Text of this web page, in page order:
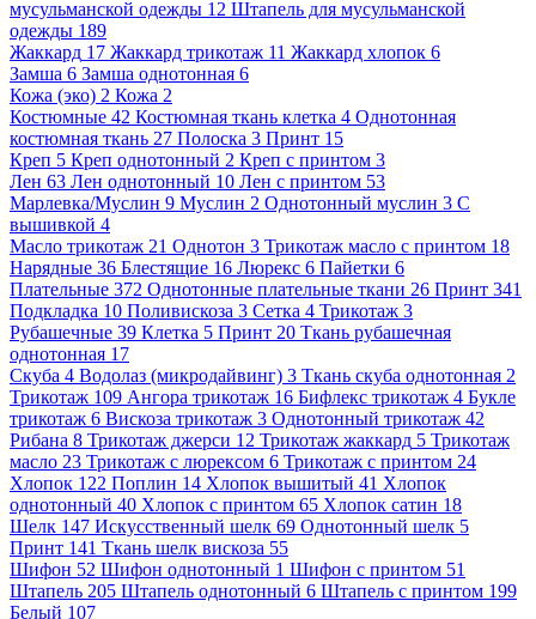
мусульманской одежды 12 Штапель для мусульманской
одежды 189
Жаккард 17 Жаккард трикотаж 11 Жаккард хлопок 6
Замша 6 Замша однотонная 6
Кожа (эко) 2 Кожа 2
Костюмные 42 Костюмная ткань клетка 4 Однотонная
костюмная ткань 27 Полоска 3 Принт 15
Креп 5 Креп однотонный 2 Креп с принтом 3
Лен 63 Лен однотонный 10 Лен с принтом 53
Марлевка/Муслин 9 Муслин 2 Однотонный муслин 3 С
вышивкой 4
Масло трикотаж 21 Однотон 3 Трикотаж масло с принтом 18
Нарядные 36 Блестящие 16 Люрекс 6 Пайетки 6
Плательные 372 Однотонные плательные ткани 26 Принт 341
Подкладка 10 Поливискоза 3 Сетка 4 Трикотаж 3
Рубашечные 39 Клетка 5 Принт 20 Ткань рубашечная
однотонная 17
Скуба 4 Водолаз (микродайвинг) 3 Ткань скуба однотонная 2
Трикотаж 109 Ангора трикотаж 16 Бифлекс трикотаж 4 Букле
трикотаж 6 Вискоза трикотаж 3 Однотонный трикотаж 42
Рибана 8 Трикотаж джерси 12 Трикотаж жаккард 5 Трикотаж
масло 23 Трикотаж с люрексом 6 Трикотаж с принтом 24
Хлопок 122 Поплин 14 Хлопок вышитый 41 Хлопок
однотонный 40 Хлопок с принтом 65 Хлопок сатин 18
Шелк 147 Искусственный шелк 69 Однотонный шелк 5
Принт 141 Ткань шелк вискоза 55
Шифон 52 Шифон однотонный 1 Шифон с принтом 51
Штапель 205 Штапель однотонный 6 Штапель с принтом 199
Белый 107